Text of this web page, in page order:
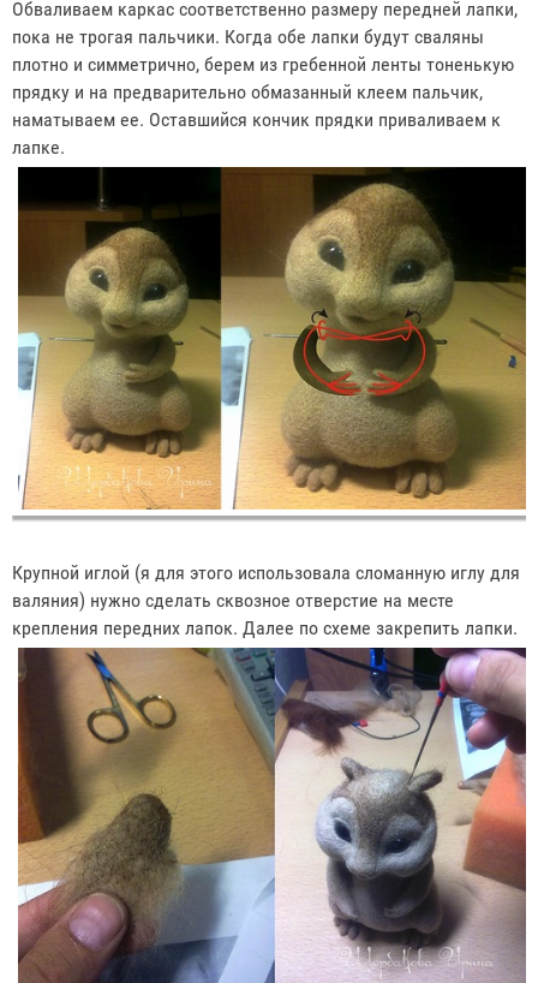
Обваливаем каркас соответственно размеру передней лапки,
пока не трогая пальчики. Когда обе лапки будут сваляны
плотно и симметрично, берем из гребенной ленты тоненькую
прядку и на предварительно обмазанный клеем пальчик,
наматываем ее. Оставшийся кончик прядки приваливаем к
лапке.
Крупной иглой (я для этого использовала сломанную иглу для
валяния) нужно сделать сквозное отверстие на месте
крепления передних лапок. Далее по схеме закрепить лапки.